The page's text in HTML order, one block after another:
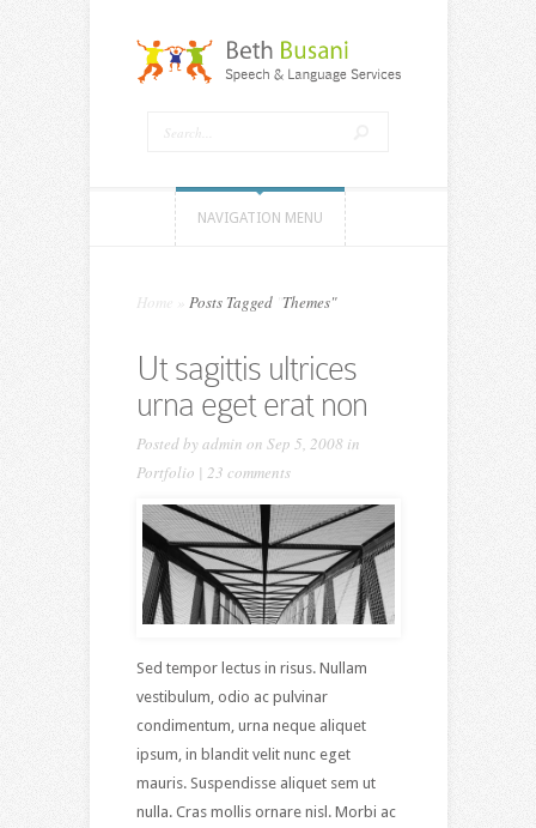
NAVIGATION MENU
Home Posts Tagged Themes"
Ut sagittis ultrices
urna eget erat non
Posted byadmin on Sep 5, 2008 in
Portfolio | 23 comments
Sed tempor lectus in risus. Nullam
vestibulum, odio ac pulvinar
condimentum, urna neque aliquet
ipsum, in blandit velit nunc eget
mauris. Suspendisse aliquet sem ut
nulla. Cras mollis ornare nisl. Morbi ac